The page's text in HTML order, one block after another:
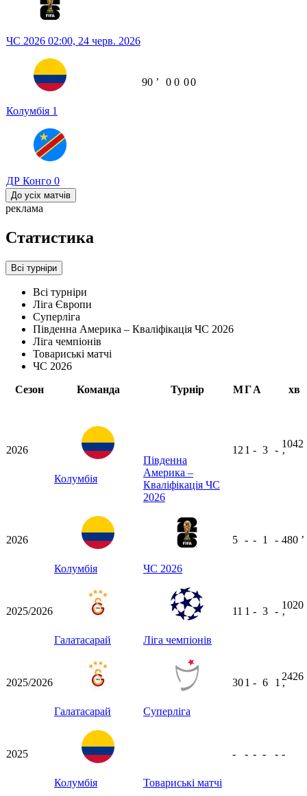
ЧС 2026 02:00, 24 черв. 2026
Колумбія 1
ДР Конго 0
90 ʼ 0 0 00
До усіх матчів
реклама
Статистика
Всі турніри
Всі турніри
Ліга Європи
Суперліга
Південна Америка – Кваліфікація ЧС 2026
Ліга чемпіонів
Товариські матчі
ЧС 2026
Сезон
Команда Турнір МГА хв
2026
Колумбія
Південна
Америка –
Кваліфікація ЧС
2026
12 1 - 3 -
1042
ʼ
2026
Колумбія ЧС 2026
5 - - 1 - 480 ʼ
2025/2026
Галатасарай Ліга чемпіонів
11 1 - 3 -
1020
ʼ
2025/2026
Галатасарай Суперліга
301 - 6 1
2426
ʼ
2025
Колумбія Товариські матчі
- - - - - -